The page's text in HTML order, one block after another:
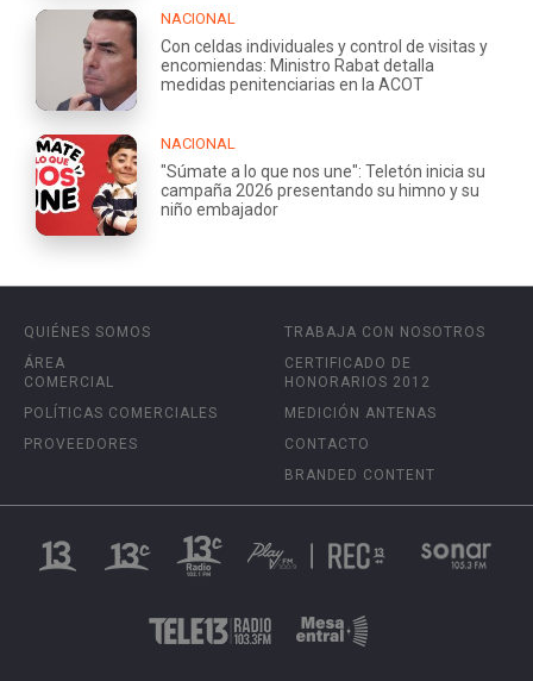
NACIONAL
Con celdas individuales y control de visitas y
encomiendas: Ministro Rabat detalla
medidas penitenciarias en la ACOT
NACIONAL
"Súmate a lo que nos une": Teletón inicia su
campaña 2026 presentando su himno y su
niño embajador
QUIÉNES SOMOS
ÁREA
COMERCIAL
POLÍTICAS COMERCIALES
PROVEEDORES
TRABAJA CON NOSOTROS
CERTIFICADO DE
HONORARIOS 2012
MEDICIÓN ANTENAS
CONTACTO
BRANDED CONTENT